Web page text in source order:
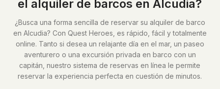
el alquiler de barcos en Alcudia?
¿Busca una forma sencilla de reservar su alquiler de barco
en Alcudia? Con Quest Heroes, es rápido, fácil y totalmente
online. Tanto si desea un relajante día en el mar, un paseo
aventurero o una excursión privada en barco con un
capitán, nuestro sistema de reservas en línea le permite
reservar la experiencia perfecta en cuestión de minutos.